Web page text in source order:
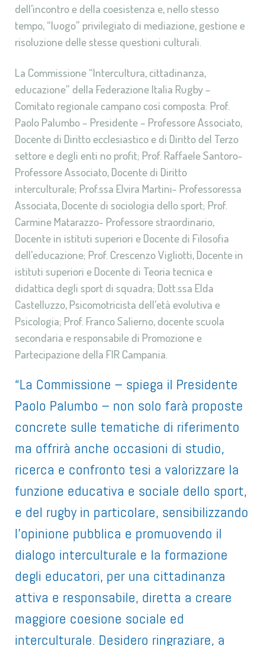
dell’incontro e della coesistenza e, nello stesso
tempo, “luogo” privilegiato di mediazione, gestione e
risoluzione delle stesse questioni culturali.
La Commissione “Intercultura, cittadinanza,
educazione” della Federazione Italia Rugby –
Comitato regionale campano così composta: Prof.
Paolo Palumbo – Presidente – Professore Associato,
Docente di Diritto ecclesiastico e di Diritto del Terzo
settore e degli enti no profit; Prof. Raffaele Santoro-
Professore Associato, Docente di Diritto
interculturale; Prof.ssa Elvira Martini- Professoressa
Associata, Docente di sociologia dello sport; Prof.
Carmine Matarazzo- Professore straordinario,
Docente in istituti superiori e Docente di Filosofia
dell’educazione; Prof. Crescenzo Vigliotti, Docente in
istituti superiori e Docente di Teoria tecnica e
didattica degli sport di squadra; Dott.ssa Elda
Castelluzzo, Psicomotricista dell’età evolutiva e
Psicologia; Prof. Franco Salierno, docente scuola
secondaria e responsabile di Promozione e
Partecipazione della FIR Campania.
“La Commissione – spiega il Presidente
Paolo Palumbo – non solo farà proposte
concrete sulle tematiche di riferimento
ma offrirà anche occasioni di studio,
ricerca e confronto tesi a valorizzare la
funzione educativa e sociale dello sport,
e del rugby in particolare, sensibilizzando
l’opinione pubblica e promuovendo il
dialogo interculturale e la formazione
degli educatori, per una cittadinanza
attiva e responsabile, diretta a creare
maggiore coesione sociale ed
interculturale. Desidero ringraziare, a